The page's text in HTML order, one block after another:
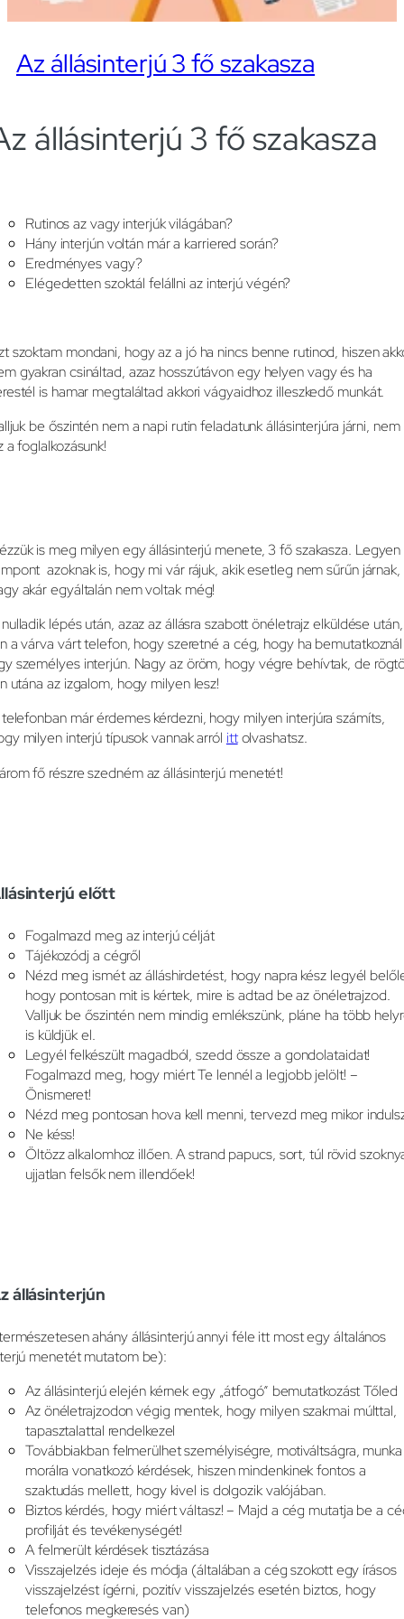
Az állásinterjú 3 fő szakasza
állásinterjú 3 fő szakasza
Rutinos az vagy interjúk világában?
Hány interjún voltán már a karriered során?
Eredményes vagy?
Elégedetten szoktál felállni az interjú végén?
szoktam mondani, hogy az a jó ha nincs benne rutinod, hiszen
gyakran csináltad, azaz hosszútávon egy helyen vagy és ha
is hamar megtaláltad akkori vágyaidhoz illeszkedő munkát.
be őszintén nem a napi rutin feladatunk állásinterjúra járni, nem
a foglalkozásunk!
is meg milyen egy állásinterjú menete, 3 fő szakasza. Legyen
azoknak is, hogy mi vár rájuk, akik esetleg nem sűrűn járnak,
akár egyáltalán nem voltak még!
lépés után, azaz az állásra szabott önéletrajz elküldése után,
a várva várt telefon, hogy szeretné a cég, hogy ha bemutatkoznál
személyes interjún. Nagy az öröm, hogy végre behívtak, de
utána az izgalom, hogy milyen lesz!
már érdemes kérdezni, hogy milyen interjúra számíts,
milyen interjú típusok vannak arról ittolvashatsz.
fő részre szedném az állásinterjú menetét!
előtt
Fogalmazd meg az interjú célját
Tájékozódj a cégről
Nézd meg ismét az álláshirdetést, hogy napra kész legyél
hogy pontosan mit is kértek, mire is adtad be az önéletrajzod.
Valljuk be őszintén nem mindig emlékszünk, pláne ha több
is küldjük el.
Legyél felkészült magadból, szedd össze a gondolataidat!
Fogalmazd meg, hogy miért Te lennél a legjobb jelölt! –
Önismeret!
Nézd meg pontosan hova kell menni, tervezd meg mikor
Ne késs!
Öltözz alkalomhoz illően. A strand papucs, sort, túl rövid
ujjatlan felsők nem illendőek!
állásinterjún
ahány állásinterjú annyi féle itt most egy általános
menetét mutatom be):
Az állásinterjú elején kérnek egy „átfogó” bemutatkozást Tőled
Az önéletrajzodon végig mentek, hogy milyen szakmai múlttal,
tapasztalattal rendelkezel
Továbbiakban felmerülhet személyiségre, motiváltságra, munka
morálra vonatkozó kérdések, hiszen mindenkinek fontos a
szaktudás mellett, hogy kivel is dolgozik valójában.
Biztos kérdés, hogy miért váltasz! – Majd a cég mutatja be a
profilját és tevékenységét!
A felmerült kérdések tisztázása
Visszajelzés ideje és módja (általában a cég szokott egy írásos
visszajelzést ígérni, pozitív visszajelzés esetén biztos, hogy
telefonos megkeresés van)